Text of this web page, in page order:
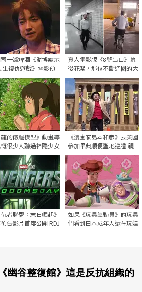
一罐啤酒《賭博默示
生復仇遊戲》電影預
，預計2027年1月於
映
真人電影版《8號出口》幕
後花絮，那位不斷迴圈的大
叔其實在片場裡超忙的
龍的飯糰模型》動畫導
很少人聽過神隱少女
預購特典了
《漫畫家島本和彥》去美國
參加畢典順便聖地巡禮 親
自重現洛基劇中特訓片段
仇者聯盟：末日崛起》
告影片首度公開 RDJ
如果《玩具總動員》的玩具
們看到日本成年人還在玩娃
幽谷整復館》這是反抗組織的